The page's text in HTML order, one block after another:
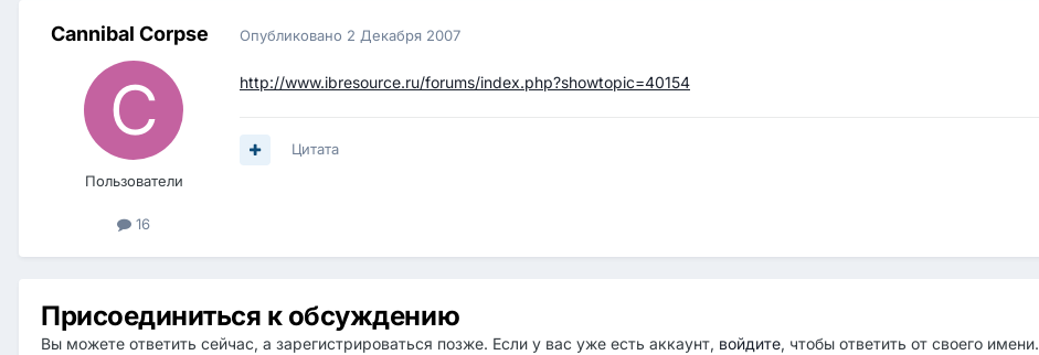
Cannibal Corpse
Пользователи
16
Опубликовано 2 Декабря 2007
http://www.ibresource.ru/forums/index.php?showtopic=40154
Цитата
Присоединиться к обсуждению
Вы можете ответить сейчас, а зарегистрироваться позже. Если у вас уже есть аккаунт, войдите, чтобы ответить от своего имени.